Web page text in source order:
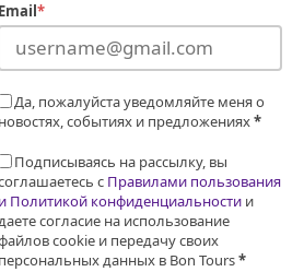
Email *
Да, пожалуйста уведомляйте меня о
новостях, событиях и предложениях*
Подписываясь на рассылку, вы
с Правилами пользования
и Политикой конфиденциальности и
согласие на использование
cookie и передачу своих
персональных данных в Bon Tours*